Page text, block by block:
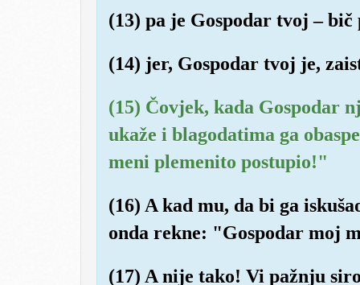
(13) pa je Gospodar tvoj –
(14) jer, Gospodar tvoj je,
(15) Čovjek, kada Gospodar
ukaže i blagodatima ga
meni plemenito postupio!"
(16) A kad mu, da bi ga
onda rekne: "Gospodar moj
(17) A nije tako! Vi pažnju